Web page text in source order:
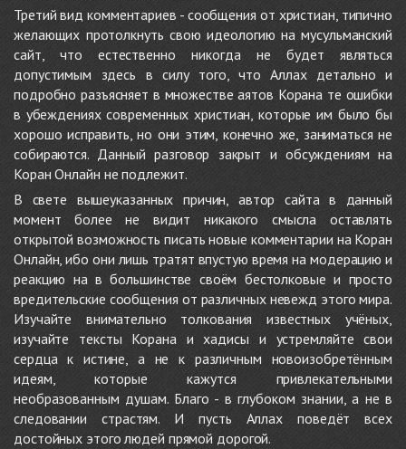
Третий вид комментариев - сообщения от христиан, типично
желающих протолкнуть свою идеологию на мусульманский
сайт, что естественно никогда не будет являться
допустимым здесь в силу того, что Аллах детально и
подробно разъясняет в множестве аятов Корана те ошибки
в убеждениях современных христиан, которые им было бы
хорошо исправить, но они этим, конечно же, заниматься не
собираются. Данный разговор закрыт и обсуждениям на
Коран Онлайн не подлежит.
В свете вышеуказанных причин, автор сайта в данный
момент более не видит никакого смысла оставлять
открытой возможность писать новые комментарии на Коран
Онлайн, ибо они лишь тратят впустую время на модерацию и
реакцию на в большинстве своём бестолковые и просто
вредительские сообщения от различных невежд этого мира.
Изучайте внимательно толкования известных учёных,
изучайте тексты Корана и хадисы и устремляйте свои
сердца к истине, а не к различным новоизобретённым
идеям, которые кажутся привлекательными
необразованным душам. Благо - в глубоком знании, а не в
следовании страстям. И пусть Аллах поведёт всех
достойных этого людей прямой дорогой.